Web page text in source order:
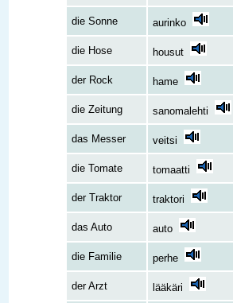
die Sonne aurinko
die Hose housut
der Rock hame
die Zeitung sanomalehti
das Messer veitsi
die Tomate tomaatti
der Traktor traktori
das Auto auto
die Familie perhe
der Arzt lääkäri